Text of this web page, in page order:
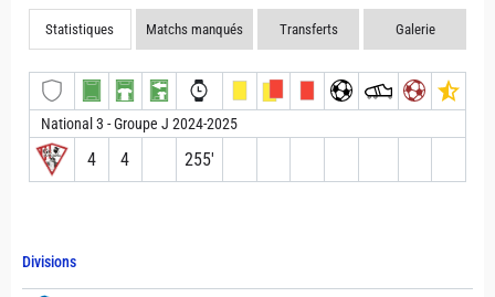
Divisions
Statistiques Matchs manqués Transferts Galerie
National 3 - Groupe J 2024-2025
4 4 255′